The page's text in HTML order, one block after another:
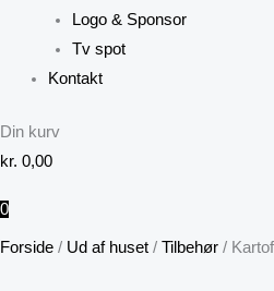
Logo & Sponsor
Tv spot
Kontakt
Din kurv
kr. 0,00
0
Forside / Ud af huset / Tilbehør /